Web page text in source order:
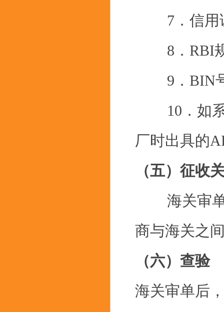
7．信用
8．RBI规
9．BIN号
10．如系
厂时出具的
（五）征收
海关审单
商与海关之
（六）查验
海关审单后